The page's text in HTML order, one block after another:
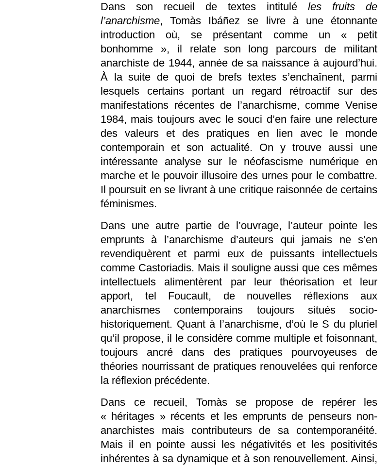
Dans son recueil de textes intitulé les fruits de
l’anarchisme,Tomàs Ibáñez se livre à une étonnante
introduction où, se présentant comme un « petit
bonhomme », il relate son long parcours de militant
anarchiste de 1944, année de sa naissance à aujourd’hui.
À la suite de quoi de brefs textes s’enchaînent, parmi
lesquels certains portant un regard rétroactif sur des
manifestations récentes de l’anarchisme, comme Venise
1984, mais toujours avec le souci d’en faire une relecture
des valeurs et des pratiques en lien avec le monde
contemporain et son actualité. On y trouve aussi une
intéressante analyse sur le néofascisme numérique en
marche et le pouvoir illusoire des urnes pour le combattre.
Il poursuit en se livrant à une critique raisonnée de certains
féminismes.
Dans une autre partie de l’ouvrage, l’auteur pointe les
emprunts à l’anarchisme d’auteurs qui jamais ne s’en
revendiquèrent et parmi eux de puissants intellectuels
comme Castoriadis. Mais il souligne aussi que ces mêmes
intellectuels alimentèrent par leur théorisation et leur
apport, tel Foucault, de nouvelles réflexions aux
anarchismes contemporains toujours situés socio-
historiquement. Quant à l’anarchisme, d’où le S du pluriel
qu’il propose, il le considère comme multiple et foisonnant,
toujours ancré dans des pratiques pourvoyeuses de
théories nourrissant de pratiques renouvelées qui renforce
la réflexion précédente.
Dans ce recueil, Tomàs
se propose de repérer les
« héritages » récents et les emprunts de penseurs non-
anarchistes mais contributeurs de sa contemporanéité.
Mais il en pointe aussi les négativités et les positivités
inhérentes à sa dynamique et à son renouvellement. Ainsi,